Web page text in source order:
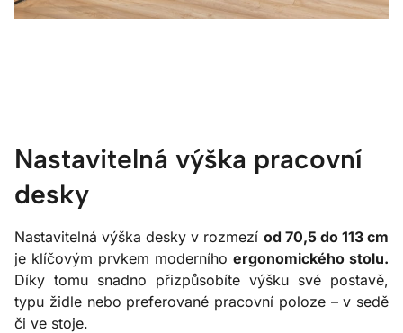
Nastavitelná výška pracovní
desky
Nastavitelná výška desky v rozmezí od 70,5 do 113 cm
je klíčovým prvkem moderního ergonomického stolu.
Díky tomu snadno přizpůsobíte výšku své postavě,
typu židle nebo preferované pracovní poloze – v sedě
či ve stoje.